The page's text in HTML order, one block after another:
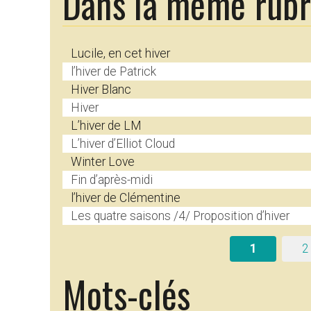
Lucile, en cet hiver
l’hiver de Patrick
Hiver Blanc
Hiver
L’hiver de LM
L’hiver d’Elliot Cloud
Winter Love
Fin d’après-midi
l’hiver de Clémentine
Les quatre saisons /4/ Proposition d’hiver
1 2
Mots-clés